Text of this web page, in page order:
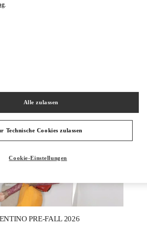
PRE-FALL 2026
.
Technische Cookies zulassen
Alle zulassen
Cookie-Einstellungen